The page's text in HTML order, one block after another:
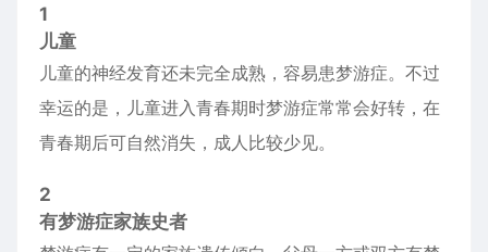
1
儿童
儿童的神经发育还未完全成熟，容易患梦游症。不过
幸运的是，儿童进入青春期时梦游症常常会好转，在
青春期后可自然消失，成人比较少见。
2
有梦游症家族史者